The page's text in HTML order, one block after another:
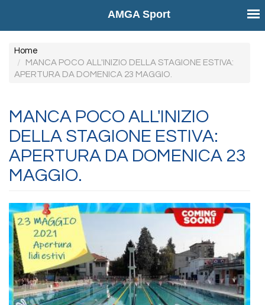
AMGA Sport
contenuto
Home
MANCA POCO ALL'INIZIO DELLA STAGIONE ESTIVA:
APERTURA DA DOMENICA 23 MAGGIO.
MANCA POCO ALL'INIZIO
DELLA STAGIONE ESTIVA:
APERTURA DA DOMENICA 23
MAGGIO.